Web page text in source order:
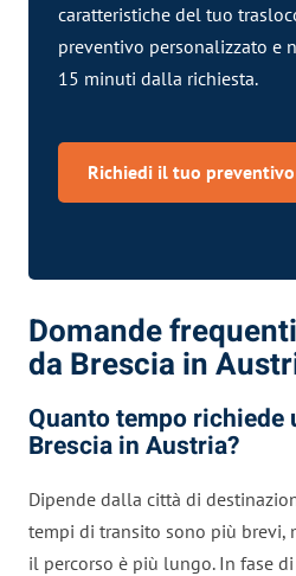
caratteristiche del tuo
preventivo personalizzato e
15 minuti dalla richiesta.
Richiedi il tuo
Domande
da Brescia in
Quanto tempo richiede
Brescia in Austria?
Dipende dalla città di
tempi di transito sono più brevi,
il percorso è più lungo. In fase